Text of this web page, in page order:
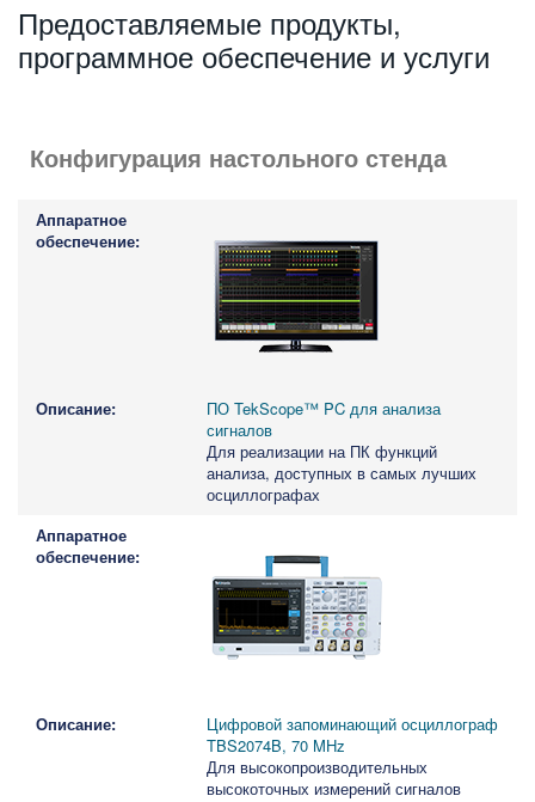
Предоставляемые продукты,
программное обеспечение и услуги
Конфигурация настольного стенда
ПО TekScope™ PC для анализа
сигналов
Для реализации на ПК функций
анализа, доступных в самых лучших
осциллографах
Цифровой запоминающий осциллограф
TBS2074B, 70 MHz
Для высокопроизводительных
высокоточных измерений сигналов